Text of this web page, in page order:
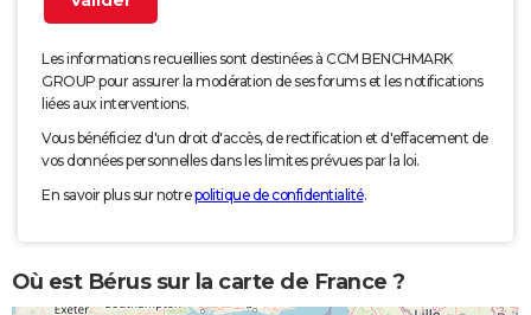
Les informations recueillies sont destinées à CCM BENCHMARK
GROUP pour assurer la modération de ses forums et les notifications
liées aux interventions.
Vous bénéficiez d'un droit d'accès, de rectification et d'effacement de
vos données personnelles dans les limites prévues par la loi.
En savoir plus sur notrepolitique de confidentialité.
Où est Bérus sur la carte de France ?